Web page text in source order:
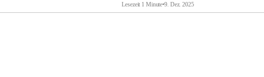
Lesezeit 1 Minute•9. Dez. 2025